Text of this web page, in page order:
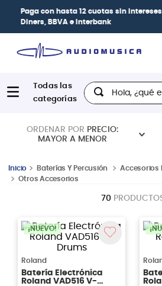
Paga con hasta 12 cuotas sin intereses
Diners, BBVA e Interbank
Hola, ¿qué estas
ORDENAR POR PRECIO:
MAYOR A MENOR
Baterías Y Percusión
Accesorios
Otros Accesorios
70
¡NUEVO!
Roland
Batería Electrónica
Roland VAD516 V-